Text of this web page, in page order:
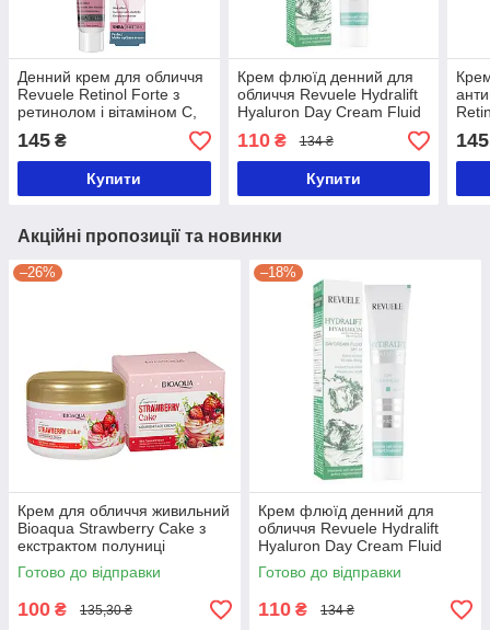
Денний крем для обличчя
Revuele Retinol Forte з
ретинолом і вітаміном С,
50 мл
145 ₴
Купити
Крем флюїд денний для
обличчя Revuele Hydralift
Hyaluron Day Cream Fluid
SPF 15, 50 мл
110₴ 134 ₴
Купити
145
Акційні пропозиції та новинки
–26%
Крем для обличчя живильний
Bioaqua Strawberry Cake з
екстрактом полуниці
(BQY48318)
Готово до відправки
100 ₴ 135,30 ₴
–18%
Крем флюїд денний для
обличчя Revuele Hydralift
Hyaluron Day Cream Fluid
SPF 15, 50 мл
Готово до відправки
110 ₴ 134 ₴